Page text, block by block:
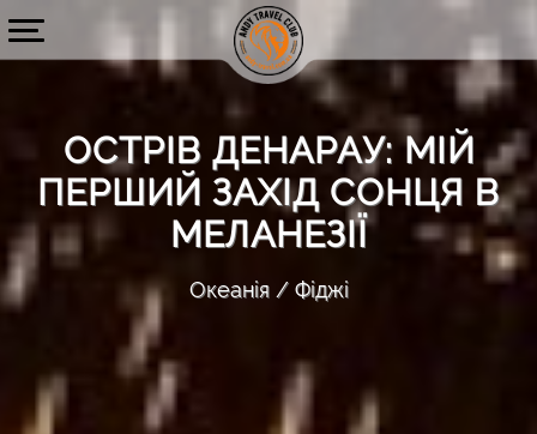
ОСТРІВ ДЕНАРАУ: МІЙ
ПЕРШИЙ ЗАХІД СОНЦЯ В
МЕЛАНЕЗІЇ
Океанія Фіджі